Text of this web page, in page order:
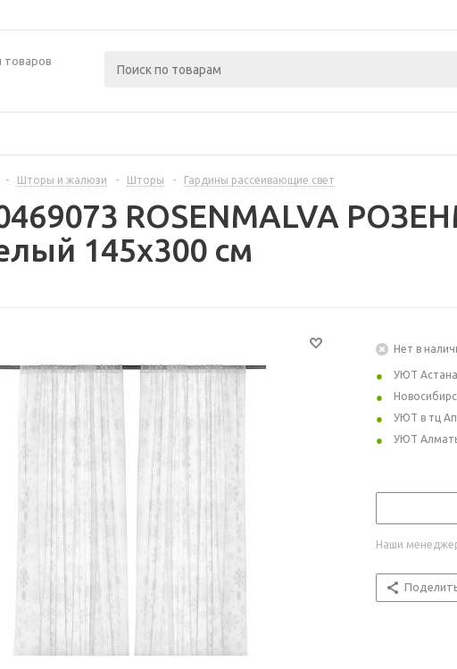
товаров
- Шторы и жалюзи - Шторы - Гардины рассеивающие свет
ROSENMALVA
145x300 см
Нет в
УЮТ Астана
УЮТ в тц
УЮТ
Наши